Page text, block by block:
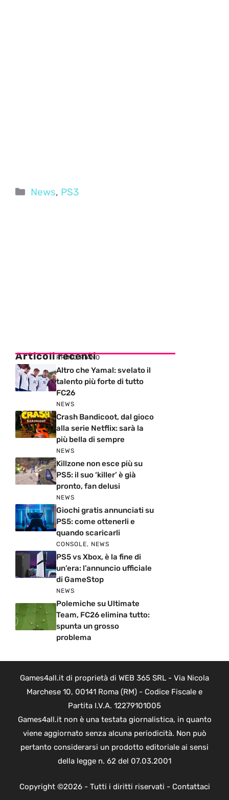
Categorie
News, PS3
Articoli recenti
PRIMO PIANO
Altro che Yamal: svelato il
talento più forte di tutto
FC26
NEWS
Crash Bandicoot, dal gioco
alla serie Netflix: sarà la
più bella di sempre
NEWS
Killzone non esce più su
PS5: il suo ‘killer’ è già
pronto, fan delusi
NEWS
Giochi gratis annunciati su
PS5: come ottenerli e
quando scaricarli
CONSOLE, NEWS
PS5 vs Xbox, è la fine di
un’era: l’annuncio ufficiale
di GameStop
NEWS
Polemiche su Ultimate
Team, FC26 elimina tutto:
spunta un grosso
problema
Games4all.it di proprietà di WEB 365 SRL - Via Nicola
Marchese 10, 00141 Roma (RM) - Codice Fiscale e
Partita I.V.A. 12279101005
Games4all.it non è una testata giornalistica, in quanto
viene aggiornato senza alcuna periodicità. Non può
pertanto considerarsi un prodotto editoriale ai sensi
della legge n. 62 del 07.03.2001
Copyright ©2026 - Tutti i diritti riservati - Contattaci